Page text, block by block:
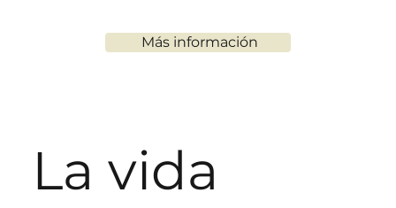
Más información
La vida